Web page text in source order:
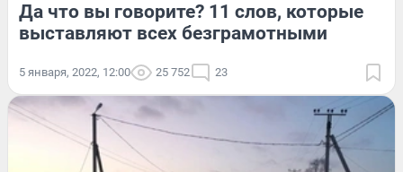
Да что вы говорите? 11 слов, которые
выставляют всех безграмотными
5 января, 2022, 12:00 25 752 23